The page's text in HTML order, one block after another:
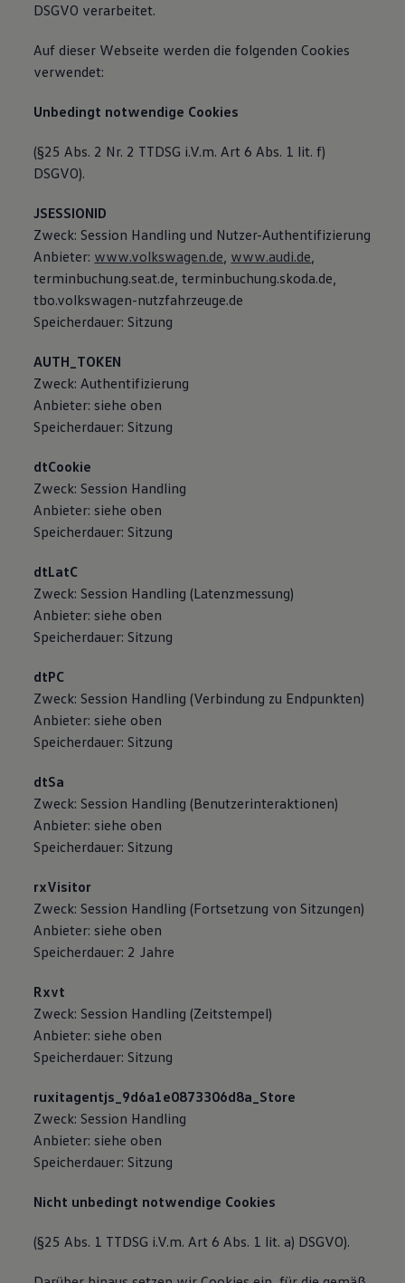
DSGVO verarbeitet.
Auf dieser Webseite werden die folgenden Cookies
verwendet:
Unbedingt notwendige Cookies
(§25 Abs. 2 Nr. 2 TTDSG i.V.m. Art 6 Abs. 1 lit. f)
DSGVO).
JSESSIONID
Zweck: Session Handling und Nutzer-Authentifizierung
Anbieter: www.volkswagen.de, www.audi.de,
terminbuchung.seat.de, terminbuchung.skoda.de,
tbo.volkswagen-nutzfahrzeuge.de
Speicherdauer: Sitzung
AUTH_TOKEN
Zweck: Authentifizierung
Anbieter: siehe oben
Speicherdauer: Sitzung
dtCookie
Zweck: Session Handling
Anbieter: siehe oben
Speicherdauer: Sitzung
dtLatC
Zweck: Session Handling (Latenzmessung)
Anbieter: siehe oben
Speicherdauer: Sitzung
dtPC
Zweck: Session Handling (Verbindung zu Endpunkten)
Anbieter: siehe oben
Speicherdauer: Sitzung
dtSa
Zweck: Session Handling (Benutzerinteraktionen)
Anbieter: siehe oben
Speicherdauer: Sitzung
rxVisitor
Zweck: Session Handling (Fortsetzung von Sitzungen)
Anbieter: siehe oben
Speicherdauer: 2 Jahre
Rxvt
Zweck: Session Handling (Zeitstempel)
Anbieter: siehe oben
Speicherdauer: Sitzung
ruxitagentjs_9d6a1e0873306d8a_Store
Zweck: Session Handling
Anbieter: siehe oben
Speicherdauer: Sitzung
Nicht unbedingt notwendige Cookies
(§25 Abs. 1 TTDSG i.V.m. Art 6 Abs. 1 lit. a) DSGVO).